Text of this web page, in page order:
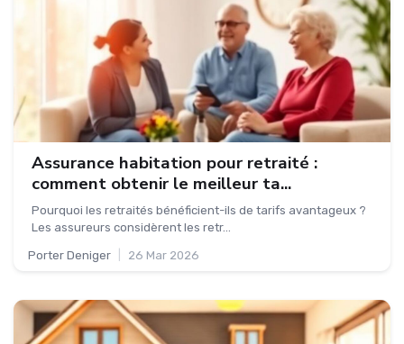
Assurance habitation pour retraité :
comment obtenir le meilleur ta...
Pourquoi les retraités bénéficient-ils de tarifs avantageux ?
Les assureurs considèrent les retr...
Porter Deniger 26 Mar 2026